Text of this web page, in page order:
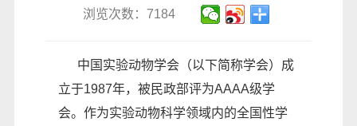
浏览次数：7184
中国实验动物学会（以下简称学会）成
立于1987年，被民政部评为AAAA级学
会。作为实验动物科学领域内的全国性学